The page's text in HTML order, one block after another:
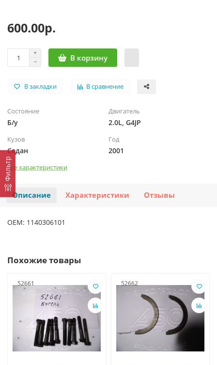
Фильтр
600.00р.
В корзину
В закладки В сравнение
Состояние
Б/у
Двигатель
2.0L, G4JP
Кузов
Седан
Год
2001
Все характеристики
Описание Характеристики Отзывы
OEM: 1140306101
Похожие товары
52661 52662